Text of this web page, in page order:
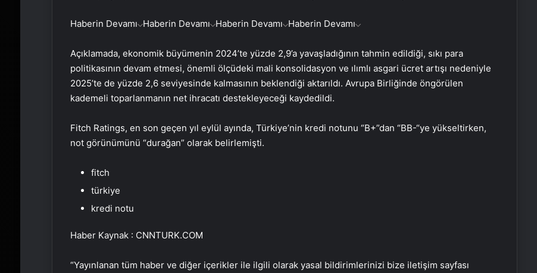
Haberin Devamı Haberin Devamı Haberin Devamı Haberin Devamı
Açıklamada, ekonomik büyümenin 2024’te yüzde 2,9’a yavaşladığının tahmin edildiği, sıkı para
politikasının devam etmesi, önemli ölçüdeki mali konsolidasyon ve ılımlı asgari ücret artışı nedeniyle
2025’te de yüzde 2,6 seviyesinde kalmasının beklendiği aktarıldı. Avrupa Birliğinde öngörülen
kademeli toparlanmanın net ihracatı destekleyeceği kaydedildi.
Fitch Ratings, en son geçen yıl eylül ayında, Türkiye’nin kredi notunu “B+”dan “BB-“ye yükseltirken,
not görünümünü “durağan” olarak belirlemişti.
fitch
türkiye
kredi notu
Haber Kaynak : CNNTURK.COM
“Yayınlanan tüm haber ve diğer içerikler ile ilgili olarak yasal bildirimlerinizi bize iletişim sayfası
İhtiyaçKredisi.com Sizlere Uygun
Teknopark’tan Dünyaya Açılıyor